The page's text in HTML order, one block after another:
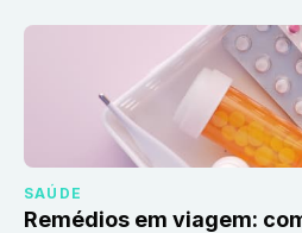
SAÚDE
Remédios em viagem: